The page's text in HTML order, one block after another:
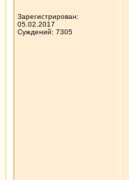
Зарегистрирован:
05.02.2017
Суждений: 7305